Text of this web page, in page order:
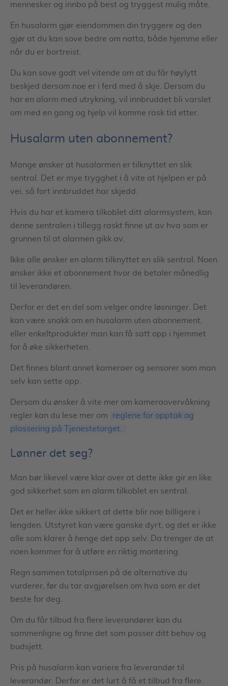
mennesker og innbo på best og tryggest mulig måte.
En husalarm gjør eiendommen din tryggere og den
gjør at du kan sove bedre om natta, både hjemme eller
når du er bortreist.
Du kan sove godt vel vitende om at du får høylytt
beskjed dersom noe er i ferd med å skje. Dersom du
har en alarm med utrykning, vil innbruddet bli varslet
om med en gang og hjelp vil komme rask tid etter.
Husalarm uten abonnement?
Mange ønsker at husalarmen er tilknyttet en slik
sentral. Det er mye trygghet i å vite at hjelpen er på
vei, så fort innbruddet har skjedd.
Hvis du har et kamera tilkoblet ditt alarmsystem, kan
denne sentralen i tillegg raskt finne ut av hva som er
grunnen til at alarmen gikk av.
Ikke alle ønsker en alarm tilknyttet en slik sentral. Noen
ønsker ikke et abonnement hvor de betaler månedlig
til leverandøren.
Derfor er det en del som velger andre løsninger. Det
kan være snakk om en husalarm uten abonnement,
eller enkeltprodukter man kan få satt opp i hjemmet
for å øke sikkerheten.
Det finnes blant annet kameraer og sensorer som man
selv kan sette opp.
Dersom du ønsker å vite mer om kameraovervåkning
regler kan du lese mer om
reglene for opptak og
plassering på Tjenestetorget.
Lønner det seg?
Man bør likevel være klar over at dette ikke gir en like
god sikkerhet som en alarm tilkoblet en sentral.
Det er heller ikke sikkert at dette blir noe billigere i
lengden. Utstyret kan være ganske dyrt, og det er ikke
alle som klarer å henge det opp selv. Da trenger de at
noen kommer for å utføre en riktig montering.
Regn sammen totalprisen på de alternative du
vurderer, før du tar avgjørelsen om hva som er det
beste for deg.
Om du får tilbud fra flere leverandører kan du
sammenligne og finne det som passer ditt behov og
budsjett.
Pris på husalarm kan variere fra leverandør til
leverandør. Derfor er det lurt å få et tilbud fra flere.